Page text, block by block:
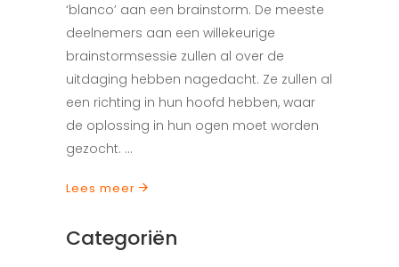
‘blanco’ aan een brainstorm. De meeste
deelnemers aan een willekeurige
brainstormsessie zullen al over de
uitdaging hebben nagedacht. Ze zullen al
een richting in hun hoofd hebben, waar
de oplossing in hun ogen moet worden
gezocht.
Lees meer
Categoriën